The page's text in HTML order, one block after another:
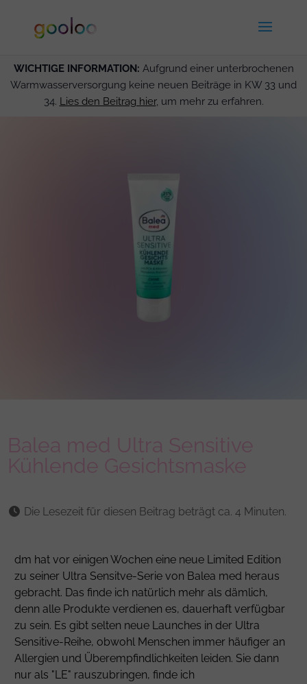
WICHTIGE INFORMATION: Aufgrund einer unterbrochenen
Warmwasserversorgung keine neuen Beiträge in KW 33 und
34. Lies den Beitrag hier, um mehr zu erfahren.
Balea med Ultra Sensitive
Kühlende Gesichtsmaske
Die Lesezeit für diesen Beitrag beträgt ca. 4 Minuten.
dm hat vor einigen Wochen eine neue Limited Edition
zu seiner Ultra Sensitve-Serie von Balea med heraus
gebracht. Das finde ich natürlich mehr als dämlich,
denn alle Produkte verdienen es, dauerhaft verfügbar
zu sein. Es gibt selten neue Launches in der Ultra
Sensitive-Reihe, obwohl Menschen immer häufiger an
Allergien und Überempfindlichkeiten leiden. Sie dann
nur als "LE" rauszubringen, finde ich